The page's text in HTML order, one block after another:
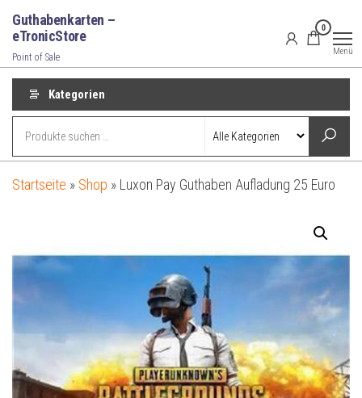
Inhalt
springen
Guthabenkarten –
eTronicStore
Point of Sale
0
Menü
Kategorien
Startseite » Shop » Luxon Pay Guthaben Aufladung 25 Euro